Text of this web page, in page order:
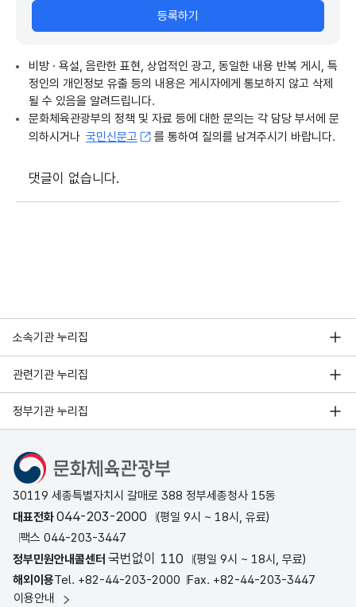
등록하기
비방 · 욕설, 음란한 표현, 상업적인 광고, 동일한 내용 반복 게시, 특
정인의 개인정보 유출 등의 내용은 게시자에게 통보하지 않고 삭제
될 수 있음을 알려드립니다.
문화체육관광부의 정책 및 자료 등에 대한 문의는 각 담당 부서에 문
의하시거나 국민신문고 를 통하여 질의를 남겨주시기 바랍니다.
댓글이 없습니다.
소속기관 누리집
관련기관 누리집
정부기관 누리집
문화체육관광부
30119 세종특별자치시 갈매로 388 정부세종청사 15동
대표전화044-203-2000
(평일 9시 ~ 18시, 유료)
팩스 044-203-3447
정부민원안내콜센터 국번없이 110
(평일 9시 ~ 18시, 무료)
해외이용Tel. +82-44-203-2000 Fax. +82-44-203-3447
이용안내